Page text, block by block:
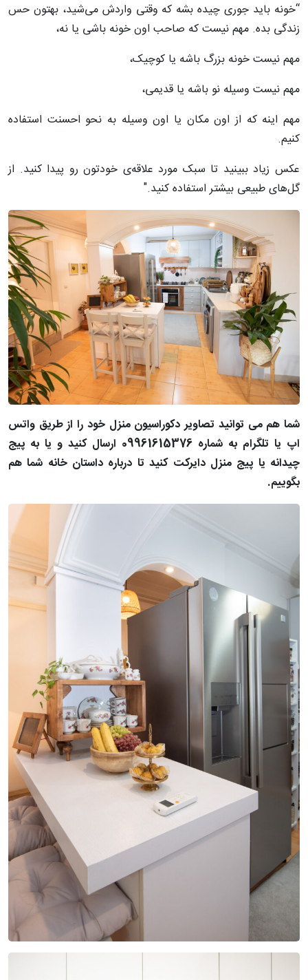
“خونه باید جوری چیده بشه که وقتی واردش می‌شید، بهتون حس
زندگی بده. مهم نیست که صاحب اون خونه باشی یا نه،
مهم نیست خونه بزرگ باشه یا کوچیک،
مهم نیست وسیله نو باشه یا قدیمی،
مهم اینه که از اون مکان یا اون وسیله به نحو احسنت استفاده
کنیم.
عکس زیاد ببینید تا سبک مورد علاقه‌ی خودتون رو پیدا کنید. از
گل‌های طبیعی بیشتر استفاده کنید."
شما هم می توانید تصاویر دکوراسیون منزل خود را از طریق واتس
اپ یا تلگرام به شماره 09961615376 ارسال کنید
و یا به پیج
چیدانه یا پیج منزل دایرکت کنید تا درباره داستان خانه شما هم
بگوییم.